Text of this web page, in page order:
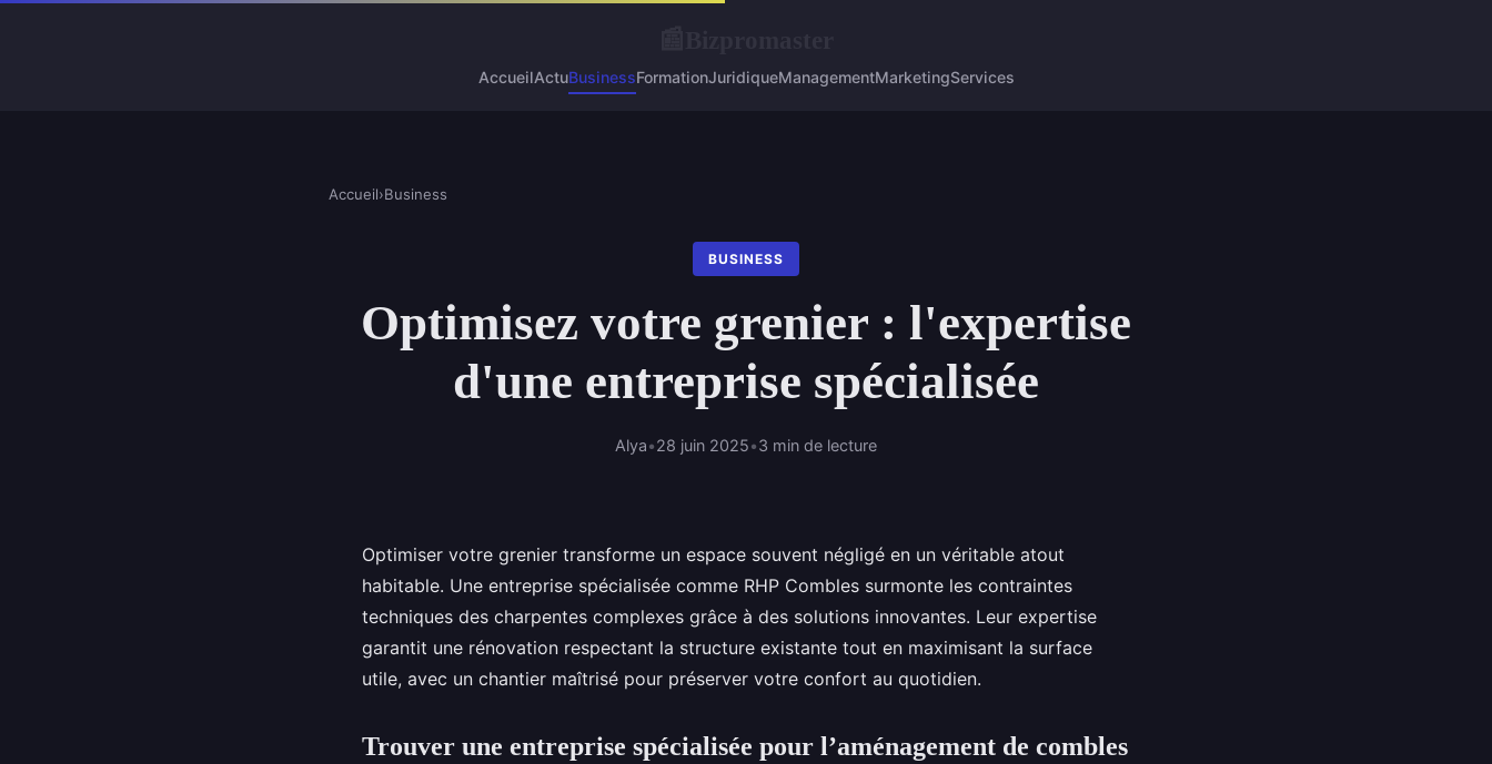
AccueilActuBusinessFormationJuridiqueManagementMarketingServices
Accueil›Business
BUSINESS
Optimisez votre grenier : l'expertise
d'une entreprise spécialisée
Alya•28 juin 2025•3 min de lecture
Optimiser votre grenier transforme un espace souvent négligé en un véritable atout
habitable. Une entreprise spécialisée comme RHP Combles surmonte les contraintes
techniques des charpentes complexes grâce à des solutions innovantes. Leur expertise
garantit une rénovation respectant la structure existante tout en maximisant la surface
utile, avec un chantier maîtrisé pour préserver votre confort au quotidien.
Trouver une entreprise spécialisée pour l’aménagement de combles